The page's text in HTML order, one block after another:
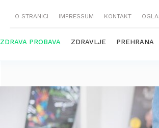
O STRANICI IMPRESSUM KONTAKT
ZDRAVA PROBAVA ZDRAVLJE PREHRANA